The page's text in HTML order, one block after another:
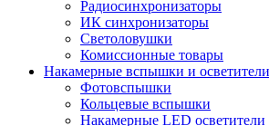
Радиосинхронизаторы
ИК синхронизаторы
Светоловушки
Комиссионные товары
Накамерные вспышки и осветители
Фотовспышки
Кольцевые вспышки
Накамерные LED осветители